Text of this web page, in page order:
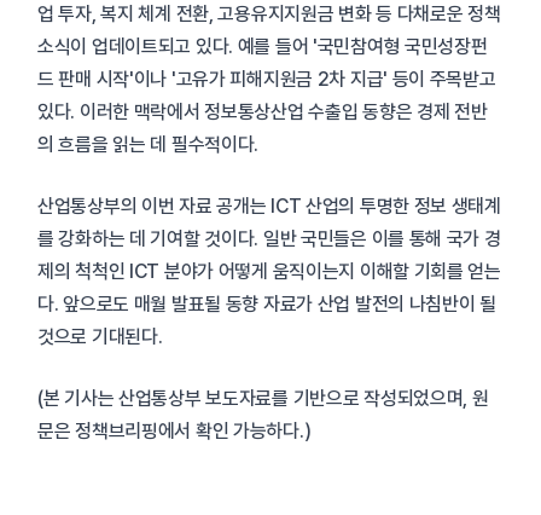
업 투자, 복지 체계 전환, 고용유지지원금 변화 등 다채로운 정책
소식이 업데이트되고 있다. 예를 들어 '국민참여형 국민성장펀
드 판매 시작'이나 '고유가 피해지원금 2차 지급' 등이 주목받고
있다. 이러한 맥락에서 정보통상산업 수출입 동향은 경제 전반
의 흐름을 읽는 데 필수적이다.
산업통상부의 이번 자료 공개는 ICT 산업의 투명한 정보 생태계
를 강화하는 데 기여할 것이다. 일반 국민들은 이를 통해 국가 경
제의 척척인 ICT 분야가 어떻게 움직이는지 이해할 기회를 얻는
다. 앞으로도 매월 발표될 동향 자료가 산업 발전의 나침반이 될
것으로 기대된다.
(본 기사는 산업통상부 보도자료를 기반으로 작성되었으며, 원
문은 정책브리핑에서 확인 가능하다.)